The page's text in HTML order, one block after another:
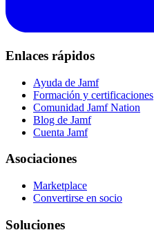
Enlaces rápidos
Ayuda de Jamf
Formación y certificaciones
Comunidad Jamf Nation
Blog de Jamf
Cuenta Jamf
Asociaciones
Marketplace
Convertirse en socio
Soluciones